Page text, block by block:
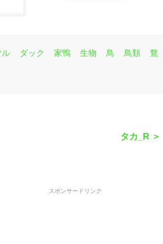
ル ダック 家鴨 生物 鳥 鳥類 鶩
タカ_R ＞
スポンサードリンク